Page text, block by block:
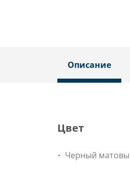
Описание
Цвет
Черный